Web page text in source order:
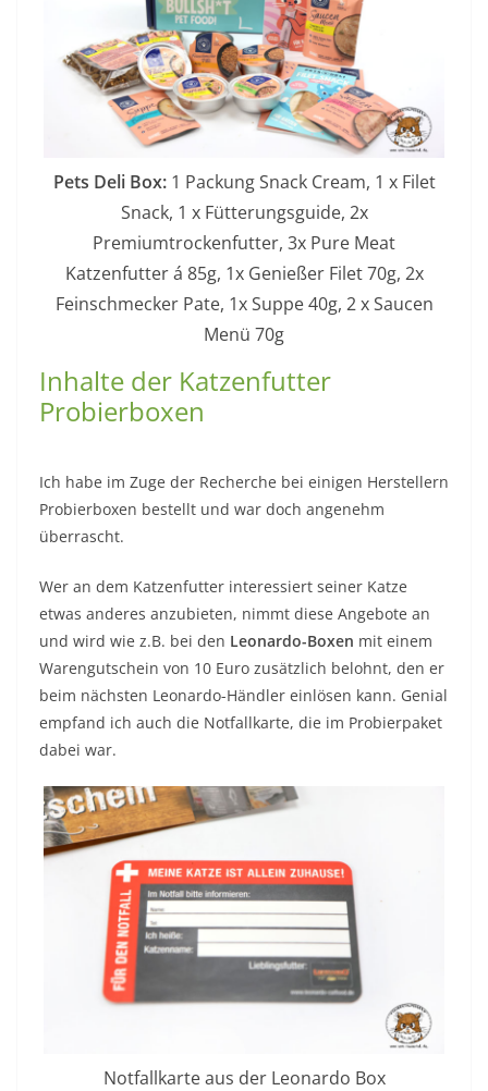
Pets Deli Box:1 Packung Snack Cream, 1 x Filet
Snack, 1 x Fütterungsguide, 2x
Premiumtrockenfutter, 3x Pure Meat
Katzenfutter á 85g, 1x Genießer Filet 70g, 2x
Feinschmecker Pate, 1x Suppe 40g, 2 x Saucen
Menü 70g
Inhalte der Katzenfutter
Probierboxen
Ich habe im Zuge der Recherche bei einigen Herstellern
Probierboxen bestellt und war doch angenehm
überrascht.
Wer an dem Katzenfutter interessiert seiner Katze
etwas anderes anzubieten, nimmt diese Angebote an
und wird wie z.B. bei den Leonardo-Boxen mit einem
Warengutschein von 10 Euro zusätzlich belohnt, den er
beim nächsten Leonardo-Händler einlösen kann. Genial
empfand ich auch die Notfallkarte, die im Probierpaket
dabei war.
Notfallkarte aus der Leonardo Box